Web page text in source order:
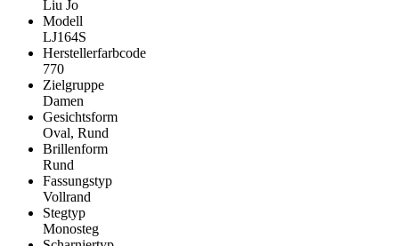
Liu Jo
Modell
LJ164S
Herstellerfarbcode
770
Zielgruppe
Damen
Gesichtsform
Oval, Rund
Brillenform
Rund
Fassungstyp
Vollrand
Stegtyp
Monosteg